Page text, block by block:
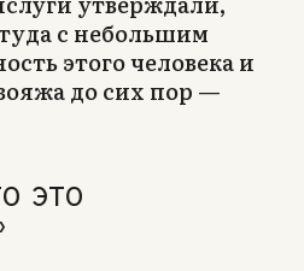
с небольшим
этого человека и
до сих пор —
это